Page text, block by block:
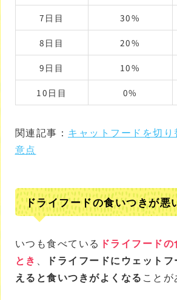
7日目 30%
8日目 20%
9日目 10%
10日目 0%
関連記事： キャットフードを切
意点
ドライフードの食いつきが悪
いつも食べている ドライフード
とき
ドライフードにウェット
えると食いつきがよくなる ことが